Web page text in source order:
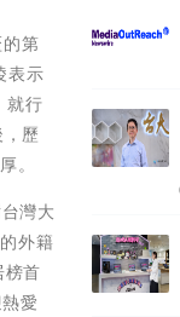
第
表示
就行
歷
。
灣大
外籍
首
愛